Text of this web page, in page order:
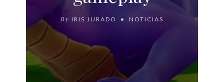
By IRIS JURADO NOTICIAS